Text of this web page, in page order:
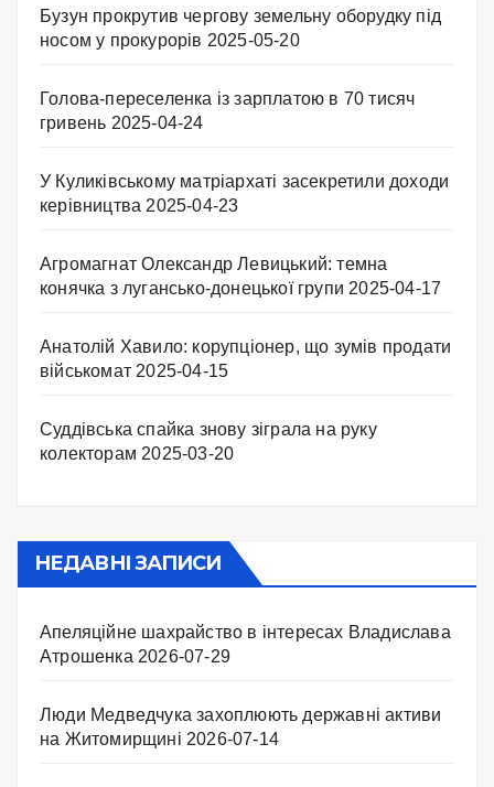
Бузун прокрутив чергову земельну оборудку під
носом у прокурорів 2025-05-20
Голова-переселенка із зарплатою в 70 тисяч
гривень 2025-04-24
У Куликівському матріархаті засекретили доходи
керівництва 2025-04-23
Агромагнат Олександр Левицький: темна
конячка з лугансько-донецької групи 2025-04-17
Анатолій Хавило: корупціонер, що зумів продати
військомат 2025-04-15
Суддівська спайка знову зіграла на руку
колекторам 2025-03-20
НЕДАВНІ ЗАПИСИ
Апеляційне шахрайство в інтересах Владислава
Атрошенка 2026-07-29
Люди Медведчука захоплюють державні активи
на Житомирщині 2026-07-14